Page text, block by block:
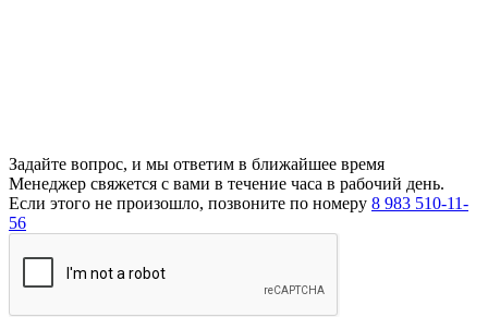
Задайте вопрос, и мы ответим в ближайшее время
Менеджер свяжется с вами в течение часа в рабочий день.
Если этого не произошло, позвоните по номеру 8 983 510-11-
56